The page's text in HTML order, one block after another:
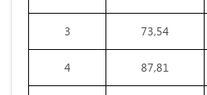
3 73,54
4 87,81